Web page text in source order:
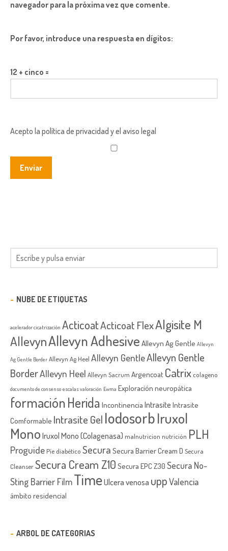
navegador para la próxima vez que comente.
Por favor, introduce una respuesta en dígitos:
12 + cinco =
Acepto la política de privacidad y el aviso legal
NUBE DE ETIQUETAS
acelerador cicatrización ActicoatActicoat FlexAlgisite M
AllevynAllevyn Adhesive Allevyn Ag Gentle Allevyn
Ag Gentle Border Allevyn Ag Heel Allevyn GentleAllevyn Gentle
BorderAllevyn Heel Allevyn Sacrum Argencoat Catrix colageno
documento de consenso escalas valoración Ewma Exploración neuropática
formaciónHerida Incontinencia Intrasite Intrasite
Comformable Intrasite Gel IodosorbIruxol
MonoIruxol Mono (Colagenasa) malnutricion nutrición PLH
Proguide Píe diabético Secura Secura Barrier Cream D Secura
CleanserSecura Cream Z10 Secura EPC Z30 Secura No-
Sting Barrier FilmTimeUlcera venosa uppValencia
ámbito residencial
ARBOL DE CATEGORIAS